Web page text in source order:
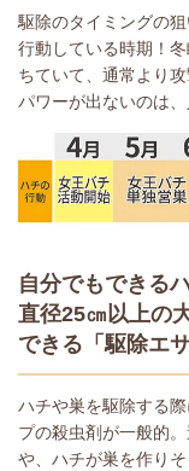
駆除のタイミングの
行動している時期！
ちていて、通常より
パワーが出ないのは
自分でもできる
直径25㎝以上の
できる「駆除エ
ハチや巣を駆除する
プの殺虫剤が一般的
や、ハチが巣を作り